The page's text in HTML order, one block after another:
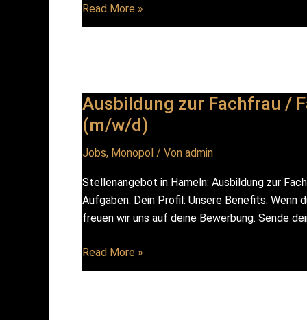
Stellvertretende
Küchenleitung
Read More »
Ausbildung zur Fachfrau /
(m/w/d)
Jobs, Monopol / Von admin
Stellenangebot in Hameln: Ausbildung zur
Aufgaben: Dein Profil: Unsere Benefits: Wenn
freuen wir uns auf deine Bewerbung. Sende
Ausbildung
zur
/
Read More »